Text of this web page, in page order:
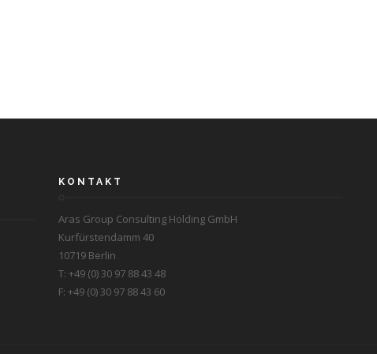
KONTAKT
Aras Group Consulting Holding GmbH
Kurfürstendamm 40
10719 Berlin
T: +49 (0) 30 97 88 43 48
F: +49 (0) 30 97 88 43 60